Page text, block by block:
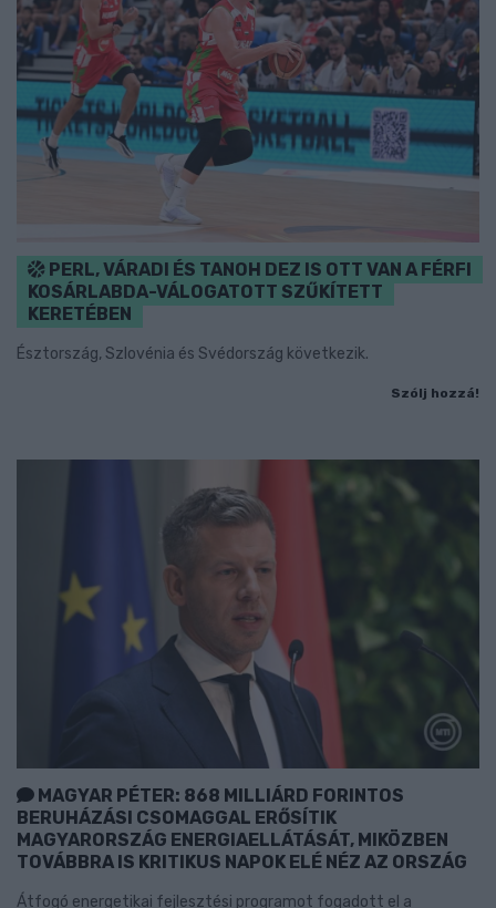
PERL, VÁRADI ÉS TANOH DEZ IS OTT VAN A FÉRFI
KOSÁRLABDA-VÁLOGATOTT SZŰKÍTETT
KERETÉBEN
Észtország, Szlovénia és Svédország következik.
Szólj hozzá!
MAGYAR PÉTER: 868 MILLIÁRD FORINTOS
BERUHÁZÁSI CSOMAGGAL ERŐSÍTIK
MAGYARORSZÁG ENERGIAELLÁTÁSÁT, MIKÖZBEN
TOVÁBBRA IS KRITIKUS NAPOK ELÉ NÉZ AZ ORSZÁG
Átfogó energetikai fejlesztési programot fogadott el a